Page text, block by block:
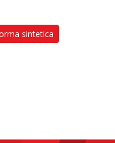
sintetica